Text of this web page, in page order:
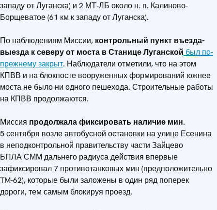
западу от Луганска) и 2 МТ‑ЛБ около н. п. Калиново-
Борщеватое (61 км к западу от Луганска).
По наблюдениям Миссии, контрольный пункт въезда-
выезда к северу от моста в Станице Луганской был по-
прежнему закрыт. Наблюдатели отметили, что на этом
КПВВ и на блокпосте вооруженных формирований южнее
моста не было ни одного пешехода. Строительные работы
на КПВВ продолжаются.
Миссия продолжала фиксировать наличие мин.
5 сентября возле автобусной остановки на улице Есенина
в неподконтрольной правительству части Зайцево
БПЛА СММ дальнего радиуса действия впервые
зафиксировал 7 противотанковых мин (предположительно
TM-62), которые были заложены в один ряд поперек
дороги, тем самым блокируя проезд.